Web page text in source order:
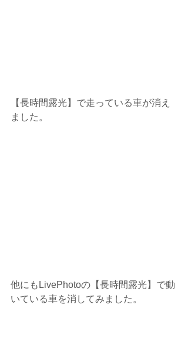
【長時間露光】で走っている車が消え
ました。
他にもLivePhotoの【長時間露光】で動
いている車を消してみました。